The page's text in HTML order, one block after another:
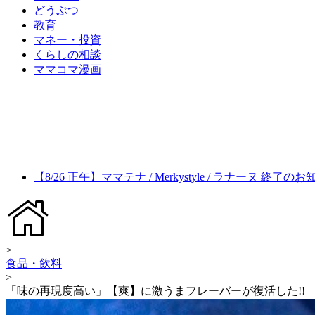
どうぶつ
教育
マネー・投資
くらしの相談
ママコマ漫画
【8/26 正午】ママテナ / Merkystyle / ラナーヌ 終了のお
>
食品・飲料
>
「味の再現度高い」【爽】に激うまフレーバーが復活した!!